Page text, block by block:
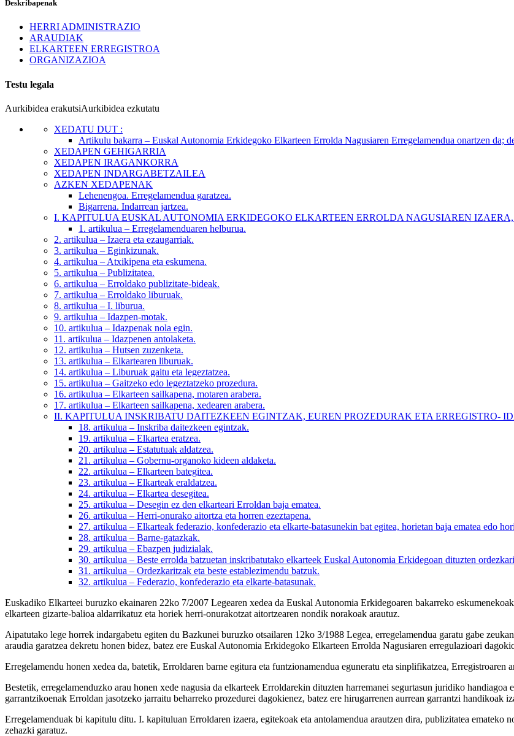
Deskribapenak
HERRI ADMINISTRAZIO
ARAUDIAK
ELKARTEEN ERREGISTROA
ORGANIZAZIOA
Testu legala
Aurkibidea erakutsiAurkibidea ezkutatu
XEDATU DUT :
Artikulu bakarra – Euskal Autonomia Erkidegoko Elkarteen Errolda Nagusiaren Erregelamendua onartzen da;
XEDAPEN GEHIGARRIA
XEDAPEN IRAGANKORRA
XEDAPEN INDARGABETZAILEA
AZKEN XEDAPENAK
Lehenengoa. Erregelamendua garatzea.
Bigarrena. Indarrean jartzea.
I. KAPITULUA EUSKAL AUTONOMIA ERKIDEGOKO ELKARTEEN ERROLDA NAGUSIAREN
1. artikulua – Erregelamenduaren helburua.
2. artikulua – Izaera eta ezaugarriak.
3. artikulua – Eginkizunak.
4. artikulua – Atxikipena eta eskumena.
5. artikulua – Publizitatea.
6. artikulua – Erroldako publizitate-bideak.
7. artikulua – Erroldako liburuak.
8. artikulua – I. liburua.
9. artikulua – Idazpen-motak.
10. artikulua – Idazpenak nola egin.
11. artikulua – Idazpenen antolaketa.
12. artikulua – Hutsen zuzenketa.
13. artikulua – Elkartearen liburuak.
14. artikulua – Liburuak gaitu eta legeztatzea.
15. artikulua – Gaitzeko edo legeztatzeko prozedura.
16. artikulua – Elkarteen sailkapena, motaren arabera.
17. artikulua – Elkarteen sailkapena, xedearen arabera.
II. KAPITULUA INSKRIBATU DAITEZKEEN EGINTZAK, EUREN PROZEDURAK ETA ERREGISTRO-
18. artikulua – Inskriba daitezkeen egintzak.
19. artikulua – Elkartea eratzea.
20. artikulua – Estatutuak aldatzea.
21. artikulua – Gobernu-organoko kideen aldaketa.
22. artikulua – Elkarteen bategitea.
23. artikulua – Elkarteak eraldatzea.
24. artikulua – Elkartea desegitea.
25. artikulua – Desegin ez den elkarteari Erroldan baja ematea.
26. artikulua – Herri-onurako aitortza eta horren ezeztapena.
27. artikulua – Elkarteak federazio, konfederazio eta elkarte-batasunekin bat egitea, horietan baja ematea edo
28. artikulua – Barne-gatazkak.
29. artikulua – Ebazpen judizialak.
30. artikulua – Beste errolda batzuetan inskribatutako elkarteek Euskal Autonomia Erkidegoan dituzten
31. artikulua – Ordezkaritzak eta beste establezimendu batzuk.
32. artikulua – Federazio, konfederazio eta elkarte-batasunak.
Euskadiko Elkarteei buruzko ekainaren 22ko 7/2007 Legearen xedea da Euskal Autonomia Erkidegoaren bakarreko
elkarteen gizarte-balioa aldarrikatuz eta horiek herri-onurakotzat aitortzearen nondik norakoak arautuz.
Aipatutako lege horrek indargabetu egiten du Bazkunei buruzko otsailaren 12ko 3/1988 Legea, erregelamendua garatu gabe
araudia garatzea dekretu honen bidez, batez ere Euskal Autonomia Erkidegoko Elkarteen Errolda Nagusiaren erregulazioari
Erregelamendu honen xedea da, batetik, Erroldaren barne egitura eta funtzionamendua eguneratu eta sinplifikatzea, Erregistroaren
Bestetik, erregelamenduzko arau honen xede nagusia da elkarteek Erroldarekin dituzten harremanei segurtasun juridiko
garrantzikoenak Erroldan jasotzeko jarraitu beharreko prozedurei dagokienez, batez ere hirugarrenen aurrean garrantzi handikoak
Erregelamenduak bi kapitulu ditu. I. kapituluan Erroldaren izaera, egitekoak eta antolamendua arautzen dira, publizitatea emateko
zehazki garatuz.